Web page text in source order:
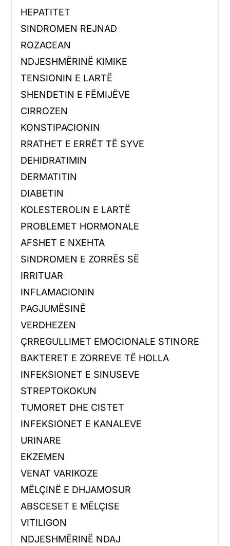
HEPATITET
SINDROMEN REJNAD
ROZACEAN
NDJESHMËRINË KIMIKE
TENSIONIN E LARTË
SHENDETIN E FËMIJËVE
CIRROZEN
KONSTIPACIONIN
RRATHET E ERRËT TË SYVE
DEHIDRATIMIN
DERMATITIN
DIABETIN
KOLESTEROLIN E LARTË
PROBLEMET HORMONALE
AFSHET E NXEHTA
SINDROMEN E ZORRËS SË
IRRITUAR
INFLAMACIONIN
PAGJUMËSINË
VERDHEZEN
ÇRREGULLIMET EMOCIONALE STINORE
BAKTERET E ZORREVE TË HOLLA
INFEKSIONET E SINUSEVE
STREPTOKOKUN
TUMORET DHE CISTET
INFEKSIONET E KANALEVE
URINARE
EKZEMEN
VENAT VARIKOZE
MËLÇINË E DHJAMOSUR
ABSCESET E MËLÇISE
VITILIGON
NDJESHMËRINË NDAJ